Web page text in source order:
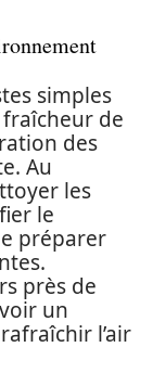
simples
de
des
Au
les
le
préparer
près de
un
l’air